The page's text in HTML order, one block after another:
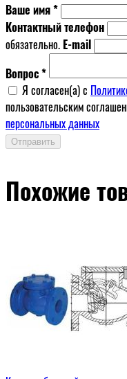
Ваше имя *
Контактный телефон
обязательно. E-mail
Вопрос *
Я согласен(a) с
пользовательским
персональных данных
Отправить
Похожие